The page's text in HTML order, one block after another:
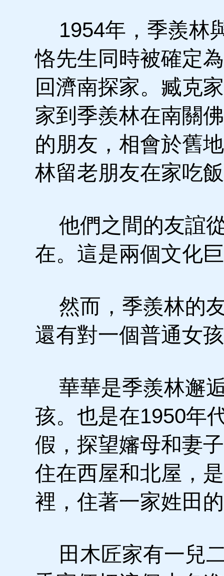
1954年，季羨林
恪先生同時被確定
回濟南探家。臧克
家到季羨林在南關
的朋友，相會於舊
林留老朋友在家吃
他們之間的友誼
在。這是兩個文化
然而，季羨林的
還有對一個普通女
華華是季羨林邂
孩。也是在1950年
假，探望嬸母和妻
住在西屋和北屋，
裡，住著一家姓田
田木匠家有一兒